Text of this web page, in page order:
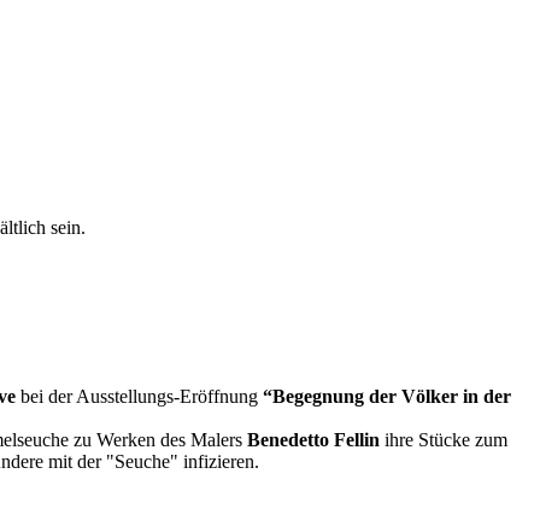
sein.
bei der Ausstellungs-Eröffnung “Begegnung der Völker in der
zu Werken des Malers Benedetto Fellin ihre Stücke zum
mit der "Seuche" infizieren.